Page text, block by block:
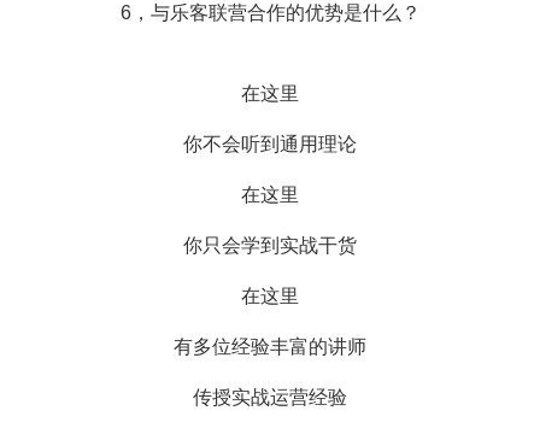
6，与乐客联营合作的优势是什么？
在这里
你不会听到通用理论
在这里
你只会学到实战干货
在这里
有多位经验丰富的讲师
传授实战运营经验